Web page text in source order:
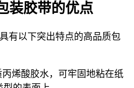
装胶带的优点
有以下突出特点的高品质包
丙烯酸胶水，可牢固地粘在纸